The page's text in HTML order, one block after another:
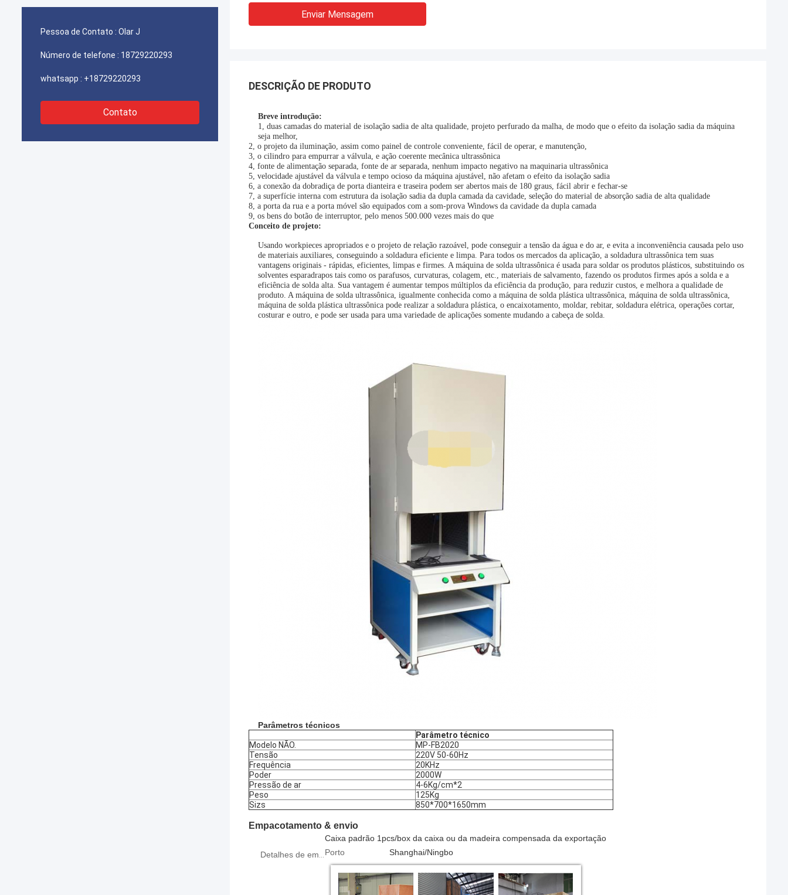
Pessoa de Contato : Olar J
Número de telefone : 18729220293
whatsapp : +18729220293
Contato
Enviar Mensagem
DESCRIÇÃO DE PRODUTO
Breve introdução:
1, duas camadas do material de isolação sadia de alta qualidade, projeto perfurado da malha, de modo que o efeito da isolação sadia da máquina
seja melhor,
2, o projeto da iluminação, assim como painel de controle conveniente, fácil de operar, e manutenção,
3, o cilindro para empurrar a válvula, e ação coerente mecânica ultrassônica
4, fonte de alimentação separada, fonte de ar separada, nenhum impacto negativo na maquinaria ultrassônica
5, velocidade ajustável da válvula e tempo ocioso da máquina ajustável, não afetam o efeito da isolação sadia
6, a conexão da dobradiça de porta dianteira e traseira podem ser abertos mais de 180 graus, fácil abrir e fechar-se
7, a superfície interna com estrutura da isolação sadia da dupla camada da cavidade, seleção do material de absorção sadia de alta qualidade
8, a porta da rua e a porta móvel são equipados com a som-prova Windows da cavidade da dupla camada
9, os bens do botão de interruptor, pelo menos 500.000 vezes mais do que
Conceito de projeto:
Usando workpieces apropriados e o projeto de relação razoável, pode conseguir a tensão da água e do ar, e evita a inconveniência causada pelo uso
de materiais auxiliares, conseguindo a soldadura eficiente e limpa. Para todos os mercados da aplicação, a soldadura ultrassônica tem suas
vantagens originais - rápidas, eficientes, limpas e firmes. A máquina de solda ultrassônica é usada para soldar os produtos plásticos, substituindo os
solventes esparadrapos tais como os parafusos, curvaturas, colagem, etc., materiais de salvamento, fazendo os produtos firmes após a solda e a
eficiência de solda alta. Sua vantagem é aumentar tempos múltiplos da eficiência da produção, para reduzir custos, e melhora a qualidade de
produto. A máquina de solda ultrassônica, igualmente conhecida como a máquina de solda plástica ultrassônica, máquina de solda ultrassônica,
máquina de solda plástica ultrassônica pode realizar a soldadura plástica, o encaixotamento, moldar, rebitar, soldadura elétrica, operações cortar,
costurar e outro, e pode ser usada para uma variedade de aplicações somente mudando a cabeça de solda.
Parâmetros técnicos
Parâmetro técnico
Modelo NÃO.
MP-FB2020
Tensão
220V 50-60Hz
Frequência
20KHz
Poder
2000W
Pressão de ar
4-6Kg/cm*2
Peso
125Kg
Sizs
850*700*1650mm
Empacotamento & envio
Detalhes de empacotamento
Caixa padrão 1pcs/box da caixa ou da madeira compensada da exportação
Porto
Shanghai/Ningbo